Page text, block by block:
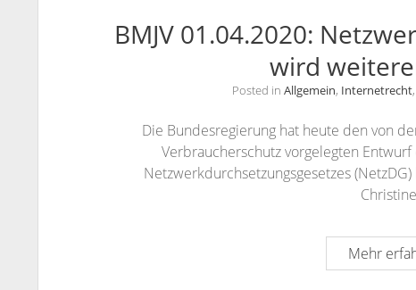
BMJV 01.04.2020:
wird
Posted in Allgemein, Internetrecht
Die Bundesregierung hat heute den von
Verbraucherschutz vorgelegten
Netzwerkdurchsetzungsgesetzes
Mehr